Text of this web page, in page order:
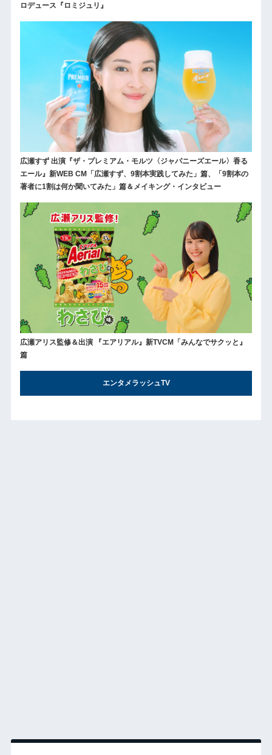
ロデュース『ロミジュリ』
広瀬すず 出演『ザ・プレミアム・モルツ〈ジャパニーズエール〉香る
エール』新WEB CM「広瀬すず、9割本実践してみた」篇、「9割本の
著者に1割は何か聞いてみた」篇＆メイキング・インタビュー
広瀬アリス監修＆出演 『エアリアル』新TVCM「みんなでサクッと』
篇
エンタメラッシュTV